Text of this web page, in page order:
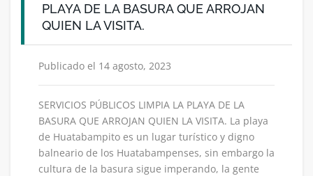
PLAYA DE LA BASURA QUE ARROJAN
QUIEN LA VISITA.
Publicado el 14 agosto, 2023
SERVICIOS PÚBLICOS LIMPIA LA PLAYA DE LA
BASURA QUE ARROJAN QUIEN LA VISITA. La playa
de Huatabampito es un lugar turístico y digno
balneario de los Huatabampenses, sin embargo la
cultura de la basura sigue imperando, la gente